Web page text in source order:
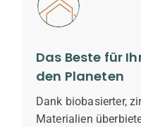
Das Beste für
den Planeten
Dank biobasierter,
Materialien